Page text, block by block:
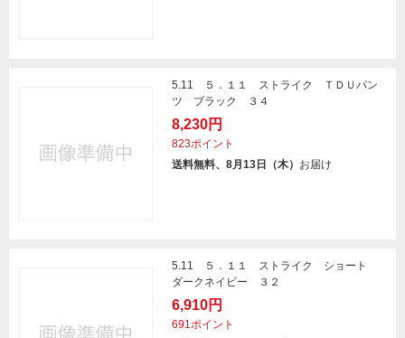
5.11 ５．１１ ストライク ＴＤＵパン
ツ ブラック ３４
8,230円
823ポイント
送料無料、8月13日（木） お届け
5.11 ５．１１ ストライク ショート
ダークネイビー ３２
6,910円
691ポイント